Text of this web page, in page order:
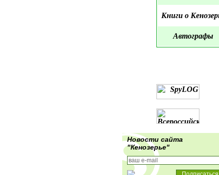
Книги о
Автографы
Новости сайта
"Кенозерье"